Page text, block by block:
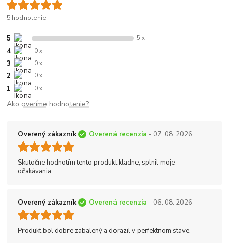
5 hodnotenie
5 5 x
4 0 x
3 0 x
2 0 x
1 0 x
Ako overíme hodnotenie?
Overený zákazník Overená recenzia - 07. 08. 2026
Skutočne hodnotím tento produkt kladne, splnil moje
očakávania.
Overený zákazník Overená recenzia - 06. 08. 2026
Produkt bol dobre zabalený a dorazil v perfektnom stave.